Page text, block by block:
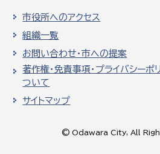
市役所へのアクセス
組織一覧
お問い合わせ・市への提案
著作権・免責事項・プライバシーポ
ついて
サイトマップ
© Odawara City, All